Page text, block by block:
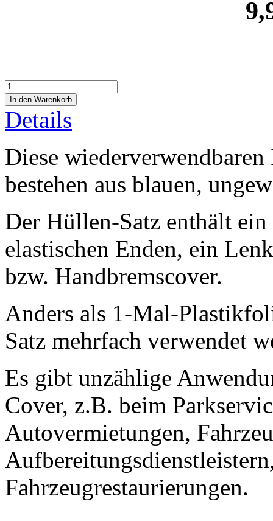
Details
Diese
bestehen aus blauen,
Der Hüllen-Satz enthält
elastischen Enden, ein
bzw. Handbremscover.
Anders als 1-Mal-
Satz mehrfach verwendet
Es gibt unzählige
Cover, z.B. beim
Autovermietungen,
Fahrzeugrestaurierungen.